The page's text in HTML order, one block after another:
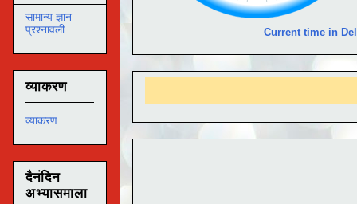
Current time in
सामान्य ज्ञान
प्रश्नावली
व्याकरण
व्याकरण
दैनंदिन
अभ्यासमाला